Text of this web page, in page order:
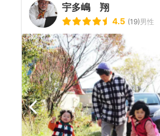
宇多嶋 翔
4.5 (19)男性